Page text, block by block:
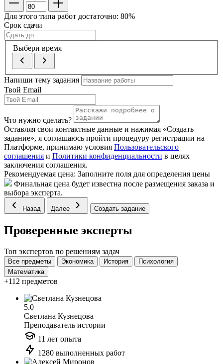
Для этого типа работ достаточно: 80%
Срок сдачи
Выбери время
Напиши тему задания
Твой Email
Что нужно сделать?
Оставляя свои контактные данные и нажимая «Создать
задание», я соглашаюсь пройти процедуру регистрации на
Платформе, принимаю условия Пользовательского
соглашения и Политики конфиденциальности в целях
заключения соглашения.
Рекомендуемая цена: Заполните поля для определения цены
Финальная цена будет известна после размещения заказа и
выбора эксперта.
Назад Далее Создать задание
Проверенные эксперты
Топ экспертов по решениям задач
Все предметы Экономика История
Психология
Математика
+112 предметов
5.0
Светлана Кузнецова
Преподаватель истории
11 лет опыта
1280 выполненных работ